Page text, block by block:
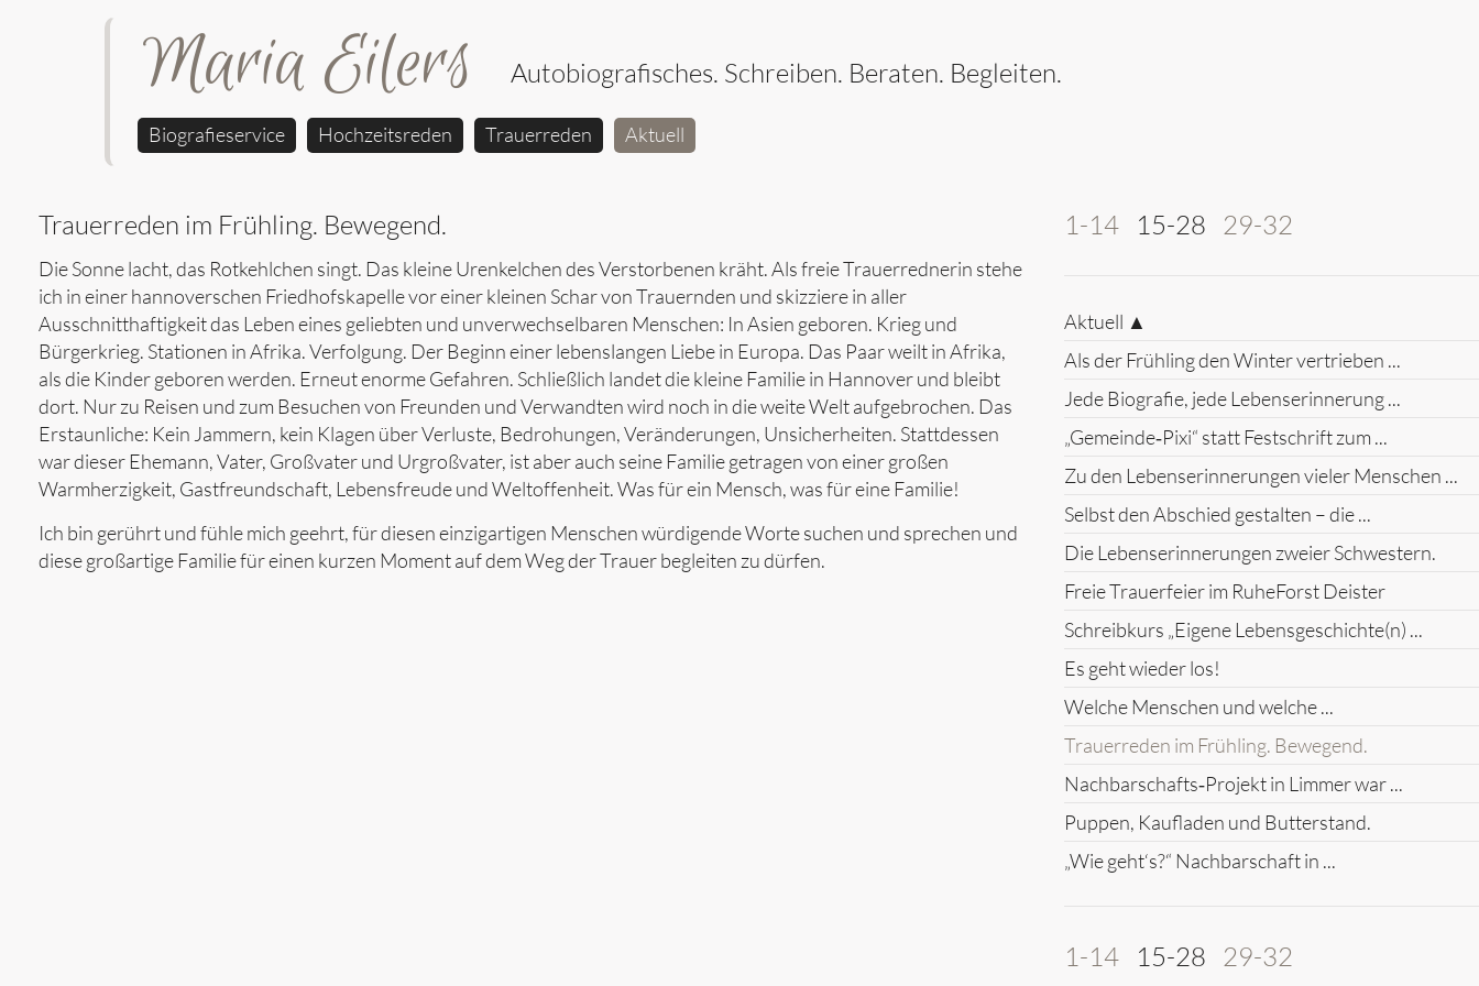
Biografieservice Hochzeitsreden Trauerreden Aktuell
Trauerreden im Frühling. Bewegend.
Die Sonne lacht, das Rotkehlchen singt. Das kleine Urenkelchen des Verstorbenen kräht. Als freie Trauerrednerin stehe
ich in einer hannoverschen Friedhofskapelle vor einer kleinen Schar von Trauernden und skizziere in aller
Ausschnitthaftigkeit das Leben eines geliebten und unverwechselbaren Menschen: In Asien geboren. Krieg und
Bürgerkrieg. Stationen in Afrika. Verfolgung. Der Beginn einer lebenslangen Liebe in Europa. Das Paar weilt in Afrika,
als die Kinder geboren werden. Erneut enorme Gefahren. Schließlich landet die kleine Familie in Hannover und bleibt
dort. Nur zu Reisen und zum Besuchen von Freunden und Verwandten wird noch in die weite Welt aufgebrochen. Das
Erstaunliche: Kein Jammern, kein Klagen über Verluste, Bedrohungen, Veränderungen, Unsicherheiten. Stattdessen
war dieser Ehemann, Vater, Großvater und Urgroßvater, ist aber auch seine Familie getragen von einer großen
Warmherzigkeit, Gastfreundschaft, Lebensfreude und Weltoffenheit. Was für ein Mensch, was für eine Familie!
Ich bin gerührt und fühle mich geehrt, für diesen einzigartigen Menschen würdigende Worte suchen und sprechen und
diese großartige Familie für einen kurzen Moment auf dem Weg der Trauer begleiten zu dürfen.
1-14 15-28 29-32
Aktuell ▲
Als der Frühling den Winter vertrieben ...
Jede Biografie, jede Lebenserinnerung ...
„Gemeinde‑Pixi“ statt Festschrift zum ...
Zu den Lebenserinnerungen vieler Menschen ...
Selbst den Abschied gestalten – die ...
Die Lebenserinnerungen zweier Schwestern.
Freie Trauerfeier im RuheForst Deister
Schreibkurs „Eigene Lebensgeschichte(n) ...
Es geht wieder los!
Welche Menschen und welche ...
Trauerreden im Frühling. Bewegend.
Nachbarschafts‑Projekt in Limmer war ...
Puppen, Kaufladen und Butterstand.
„Wie geht‘s?“ Nachbarschaft in ...
1-14 15-28 29-32
Maria Eilers Autobiografisches. Schreiben. Beraten. Begleiten.